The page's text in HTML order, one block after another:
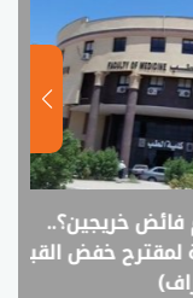
انفوجراف..
في امتحانات